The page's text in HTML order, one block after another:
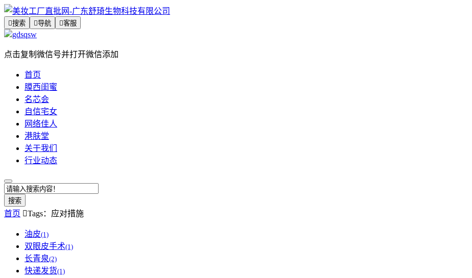
搜索 导航 客服
gdsqsw
点击复制微信号并打开微信添加
首页
膜西闺蜜
名芯会
自信宅女
网络佳人
港肤堂
关于我们
行业动态
搜索
首页 Tags：应对措施
油皮(1)
双眼皮手术(1)
长青泉(2)
快递发货(1)